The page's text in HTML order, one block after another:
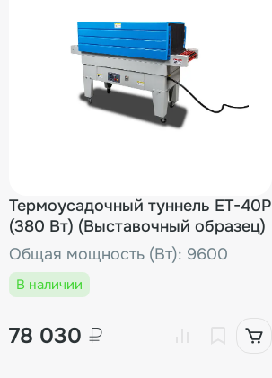
Термоусадочный туннель ET-40P
(380 Вт) (Выставочный образец)
Общая мощность (Вт): 9600
В наличии
78 030 ₽